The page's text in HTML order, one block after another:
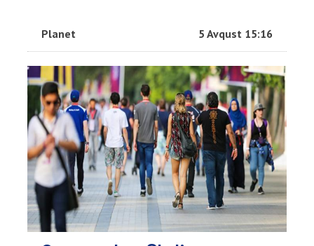
Planet 5 Avqust 15:16